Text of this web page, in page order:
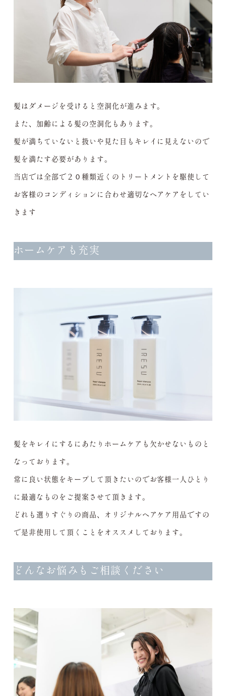
髪はダメージを受けると空洞化が進みます。
また、加齢による髪の空洞化もあります。
髪が満ちていないと扱いや見た目もキレイに見えないので
髪を満たす必要があります。
当店では全部で２０種類近くのトリートメントを駆使して
お客様のコンディションに合わせ適切なヘアケアをしてい
きます
ホームケアも充実
髪をキレイにするにあたりホームケアも欠かせないものと
なっております。
常に良い状態をキープして頂きたいのでお客様一人ひとり
に最適なものをご提案させて頂きます。
どれも選りすぐりの商品、オリジナルヘアケア用品ですの
で是非使用して頂くことをオススメしております。
どんなお悩みもご相談ください